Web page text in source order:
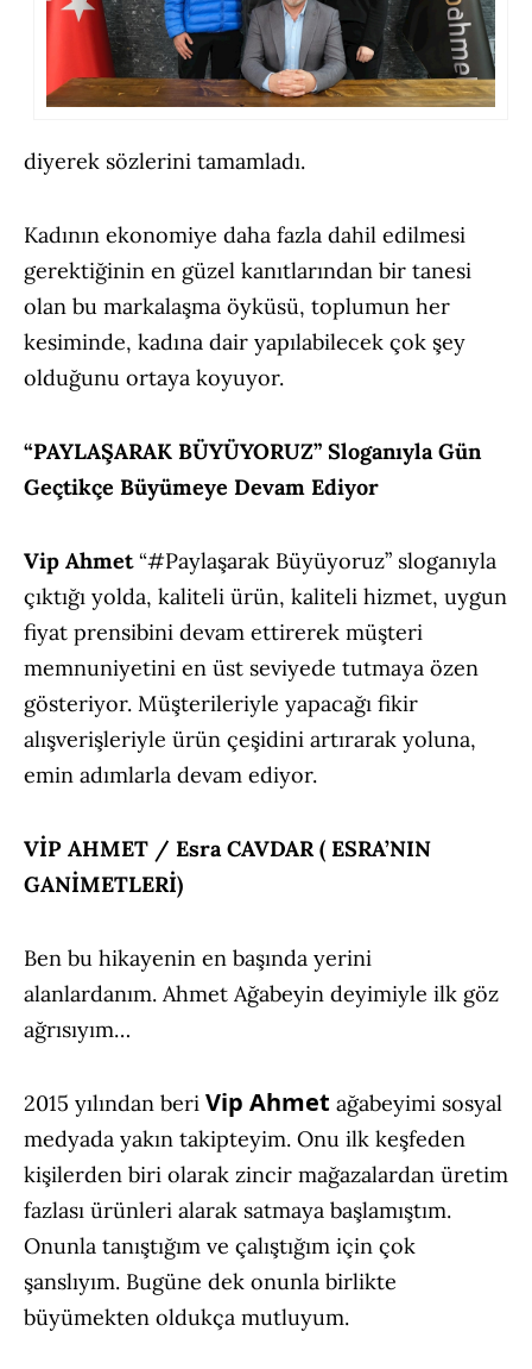
diyerek sözlerini tamamladı.
Kadının ekonomiye daha fazla dahil edilmesi
gerektiğinin en güzel kanıtlarından bir tanesi
olan bu markalaşma öyküsü, toplumun her
kesiminde, kadına dair yapılabilecek çok şey
olduğunu ortaya koyuyor.
“PAYLAŞARAK BÜYÜYORUZ” Sloganıyla Gün
Geçtikçe Büyümeye Devam Ediyor
Vip Ahmet“#Paylaşarak Büyüyoruz” sloganıyla
çıktığı yolda, kaliteli ürün, kaliteli hizmet, uygun
fiyat prensibini devam ettirerek müşteri
memnuniyetini en üst seviyede tutmaya özen
gösteriyor. Müşterileriyle yapacağı fikir
alışverişleriyle ürün çeşidini artırarak yoluna,
emin adımlarla devam ediyor.
VİP AHMET / Esra CAVDAR ( ESRA’NIN
GANİMETLERİ)
Ben bu hikayenin en başında yerini
alanlardanım. Ahmet Ağabeyin deyimiyle ilk göz
ağrısıyım…
2015 yılından beri Vip Ahmet ağabeyimi sosyal
medyada yakın takipteyim. Onu ilk keşfeden
kişilerden biri olarak zincir mağazalardan üretim
fazlası ürünleri alarak satmaya başlamıştım.
Onunla tanıştığım ve çalıştığım için çok
şanslıyım. Bugüne dek onunla birlikte
büyümekten oldukça mutluyum.